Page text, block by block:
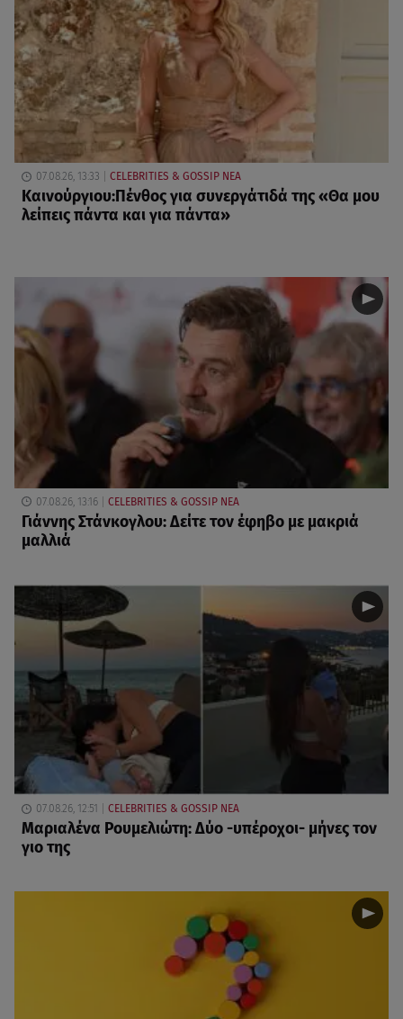
07.08.26, 13:33 CELEBRITIES & GOSSIP ΝΕΑ
Καινούργιου:Πένθος για συνεργάτιδά της «Θα μου
λείπεις πάντα και για πάντα»
07.08.26, 13:16 CELEBRITIES & GOSSIP ΝΕΑ
Γιάννης Στάνκογλου: Δείτε τον έφηβο με μακριά
μαλλιά
07.08.26, 12:51 CELEBRITIES & GOSSIP ΝΕΑ
Μαριαλένα Ρουμελιώτη: Δύο -υπέροχοι- μήνες τον
γιο της